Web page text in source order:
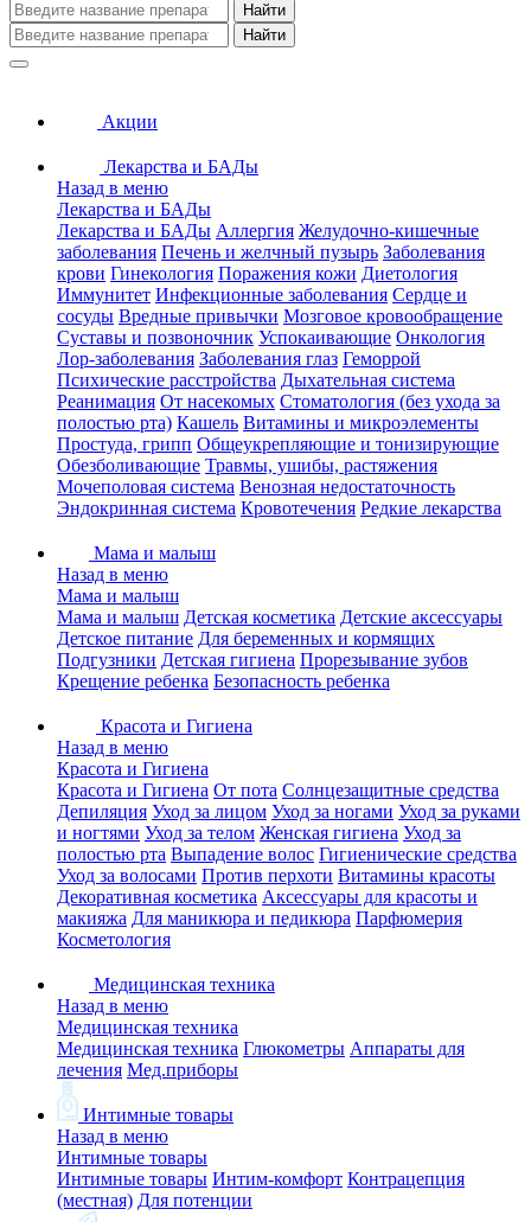
Найти
Найти
Акции
Лекарства и БАДы
Назад в меню
Лекарства и БАДы
Лекарства и БАДы Аллергия Желудочно-кишечные
заболевания Печень и желчный пузырь Заболевания
крови Гинекология Поражения кожи Диетология
Иммунитет Инфекционные заболевания Сердце и
сосуды Вредные привычки Мозговое кровообращение
Суставы и позвоночник Успокаивающие Онкология
Лор-заболевания Заболевания глаз Геморрой
Психические расстройства Дыхательная система
Реанимация От насекомых Стоматология (без ухода за
полостью рта) Кашель Витамины и микроэлементы
Простуда, грипп Общеукрепляющие и тонизирующие
Обезболивающие Травмы, ушибы, растяжения
Мочеполовая система Венозная недостаточность
Эндокринная система Кровотечения Редкие лекарства
Мама и малыш
Назад в меню
Мама и малыш
Мама и малыш Детская косметика Детские аксессуары
Детское питание Для беременных и кормящих
Подгузники Детская гигиена Прорезывание зубов
Крещение ребенка Безопасность ребенка
Красота и Гигиена
Назад в меню
Красота и Гигиена
Красота и Гигиена От пота Солнцезащитные средства
Депиляция Уход за лицом Уход за ногами Уход за руками
и ногтями Уход за телом Женская гигиена Уход за
полостью рта Выпадение волос Гигиенические средства
Уход за волосами Против перхоти Витамины красоты
Декоративная косметика Аксессуары для красоты и
макияжа Для маникюра и педикюра Парфюмерия
Косметология
Медицинская техника
Назад в меню
Медицинская техника
Медицинская техника Глюкометры Аппараты для
лечения Мед.приборы
Интимные товары
Назад в меню
Интимные товары
Интимные товары Интим-комфорт Контрацепция
(местная) Для потенции